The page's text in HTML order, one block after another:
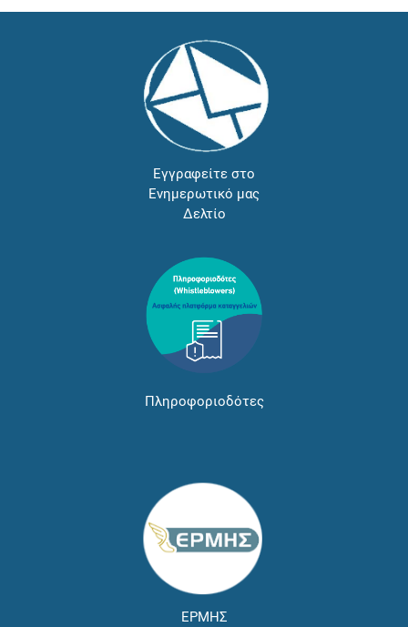
Εγγραφείτε στο
Ενημερωτικό μας
Δελτίο
Πληροφοριοδότες
ΕΡΜΗΣ